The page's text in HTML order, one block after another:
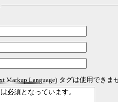
タグは使用できま